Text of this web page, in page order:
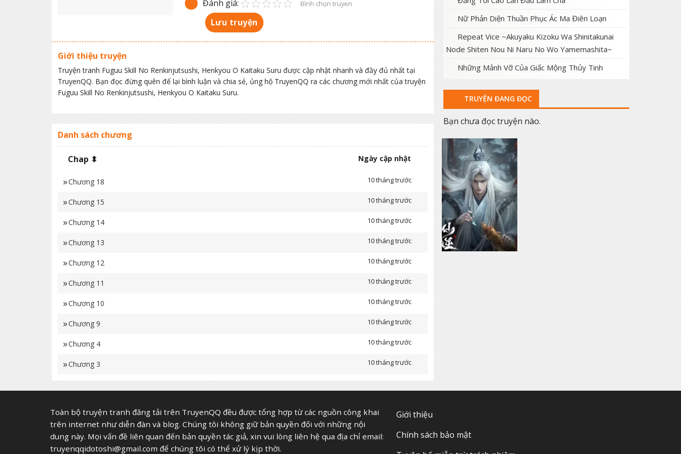
Đánh giá:
Bình chọn truyen
Lưu truyện
Giới thiệu truyện
Truyện tranh Fuguu Skill No Renkinjutsushi, Henkyou O Kaitaku Suru được cập nhật nhanh và đầy đủ nhất tại
TruyenQQ. Bạn đọc đừng quên để lại bình luận và chia sẻ, ủng hộ TruyenQQ ra các chương mới nhất của truyện
Fuguu Skill No Renkinjutsushi, Henkyou O Kaitaku Suru.
Danh sách chương
Chap ⬍ Ngày cập nhật
Chương 18 10 tháng trước
Chương 15 10 tháng trước
Chương 14 10 tháng trước
Chương 13 10 tháng trước
Chương 12 10 tháng trước
Chương 11 10 tháng trước
Chương 10 10 tháng trước
Chương 9 10 tháng trước
Chương 4 10 tháng trước
Chương 3 10 tháng trước
Nữ Phản Diện Thuần Phục Ác Ma Điên Loạn
Repeat Vice ~Akuyaku Kizoku Wa Shinitakunai
Node Shiten Nou Ni Naru No Wo Yamemashita~
Những Mảnh Vỡ Của Giấc Mộng Thủy Tinh
TRUYỆN ĐANG ĐỌC
Bạn chưa đọc truyện nào.
Toàn bộ truyện tranh đăng tải trên TruyenQQ đều được tổng hợp từ các nguồn công khai
trên internet như diễn đàn và blog. Chúng tôi không giữ bản quyền đối với những nội
dung này. Mọi vấn đề liên quan đến bản quyền tác giả, xin vui lòng liên hệ qua địa chỉ email:
truyenqqidotoshi@gmail.com để chúng tôi có thể xử lý kịp thời.
Giới thiệu
Chính sách bảo mật